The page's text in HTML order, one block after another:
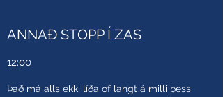
ANNAÐ STOPP Í ZAS
12:00
Það má alls ekki líða of langt á milli þess